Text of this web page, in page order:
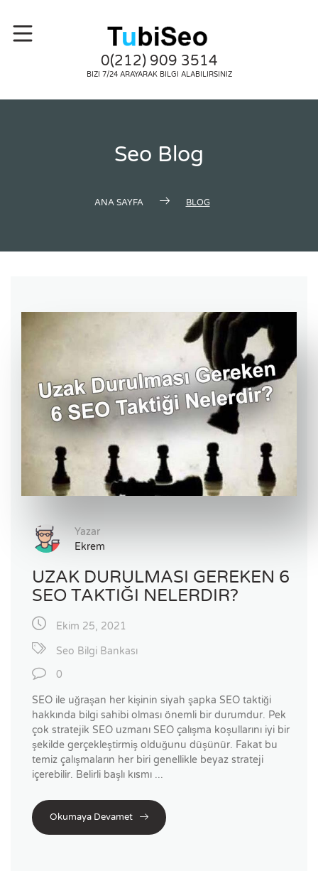
0(212) 909 3514
BIZI 7/24 ARAYARAK BILGI ALABILIRSINIZ
Seo Blog
ANA SAYFA BLOG
Yazar
Ekrem
UZAK DURULMASI GEREKEN 6
SEO TAKTIĞI NELERDIR?
Ekim 25, 2021
Seo Bilgi Bankası
0
SEO ile uğraşan her kişinin siyah şapka SEO taktiği
hakkında bilgi sahibi olması önemli bir durumdur. Pek
çok stratejik SEO uzmanı SEO çalışma koşullarını iyi bir
şekilde gerçekleştirmiş olduğunu düşünür. Fakat bu
temiz çalışmaların her biri genellikle beyaz strateji
içerebilir. Belirli başlı kısmı ...
Okumaya Devamet